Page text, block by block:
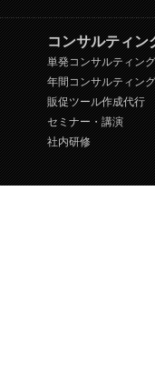
コンサルティン
単発コンサルティング
年間コンサルティング
販促ツール作成代行
セミナー・講演
社内研修